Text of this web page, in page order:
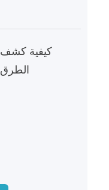
كيفية
الطرق